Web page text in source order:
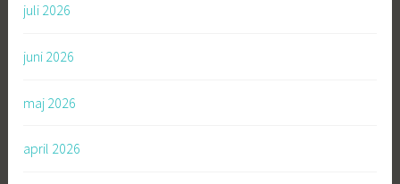
juli 2026
juni 2026
maj 2026
april 2026